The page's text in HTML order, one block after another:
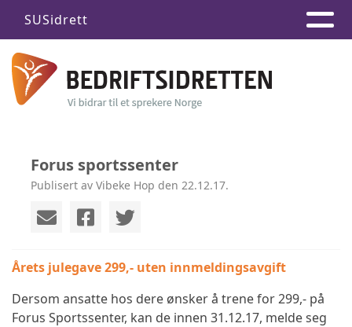
SUSidrett
Forus sportssenter
Publisert av Vibeke Hop den 22.12.17.
Årets julegave 299,- uten innmeldingsavgift
Dersom ansatte hos dere ønsker å trene for 299,- på
Forus Sportssenter, kan de innen 31.12.17, melde seg